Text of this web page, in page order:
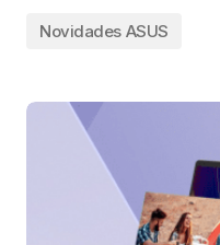
Novidades ASUS